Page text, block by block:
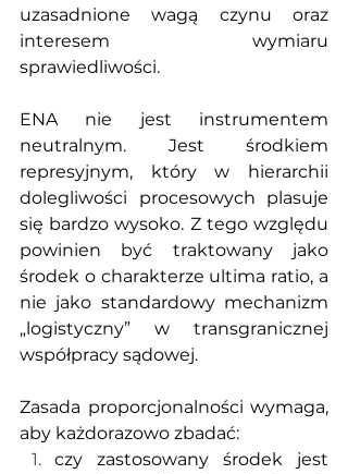
uzasadnione wagą czynu oraz
interesem wymiaru
sprawiedliwości.
ENA nie jest instrumentem
neutralnym. Jest środkiem
represyjnym, który w hierarchii
dolegliwości procesowych plasuje
się bardzo wysoko. Z tego względu
powinien być traktowany jako
środek o charakterze ultima ratio, a
nie jako standardowy mechanizm
„logistyczny” w transgranicznej
współpracy sądowej.
Zasada proporcjonalności wymaga,
aby każdorazowo zbadać:
czy zastosowany środek jest